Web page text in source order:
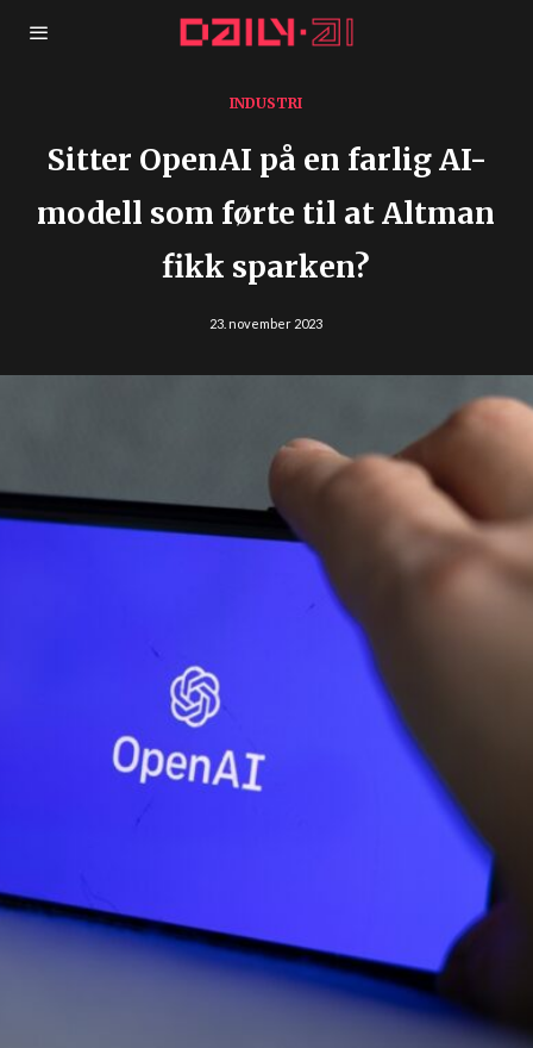
INDUSTRI
Sitter OpenAI på en farlig AI-
modell som førte til at Altman
fikk sparken?
23. november 2023